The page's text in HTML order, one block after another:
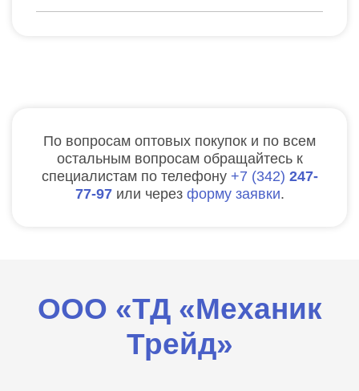
По вопросам оптовых покупок и по всем
остальным вопросам обращайтесь к
специалистам по телефону
7 342 247-
77-97 или через форму заявки.
ООО «ТД «Механик
Трейд»